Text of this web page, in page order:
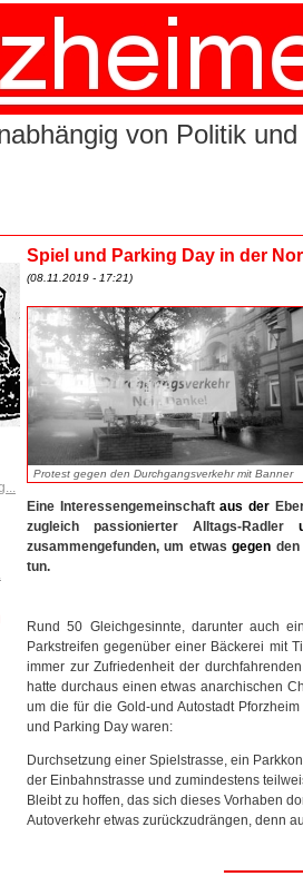
von Politik
Spiel und Parking Day in der
(08.11.2019 - 17:21)
Protest gegen den Durchgangsverkehr mit Banner
Eine Interessengemeinschaftaus der
zugleich passionierter Alltags-Radler
zusammengefunden, um etwasgegen
tun.
Rund 50 Gleichgesinnte, darunter auch
Parkstreifen gegenüber einer Bäckerei mit
immer zur Zufriedenheit der
hatte durchaus einen etwas anarchischen
um die für die Gold-und Autostadt
und Parking Day waren:
Durchsetzung einer Spielstrasse, ein
der Einbahnstrasse und zumindestens
Bleibt zu hoffen, das sich dieses Vorhaben
Autoverkehr etwas zurückzudrängen, denn